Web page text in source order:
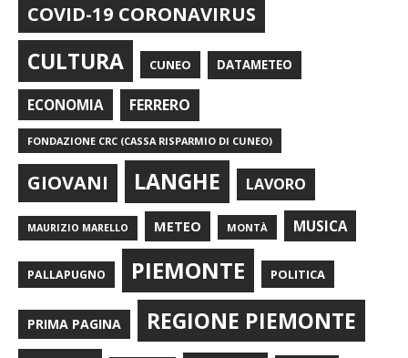
COVID-19 CORONAVIRUS
CULTURA CUNEO DATAMETEO
ECONOMIA FERRERO
FONDAZIONE CRC (CASSA RISPARMIO DI CUNEO)
GIOVANI LANGHE LAVORO
MAURIZIO MARELLO METEO MONTÀ MUSICA
PALLAPUGNO PIEMONTE POLITICA
PRIMA PAGINA REGIONE PIEMONTE